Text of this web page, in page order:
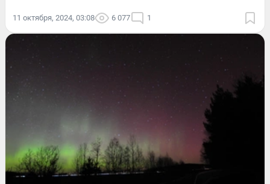
11 октября, 2024, 03:08 6 077 1